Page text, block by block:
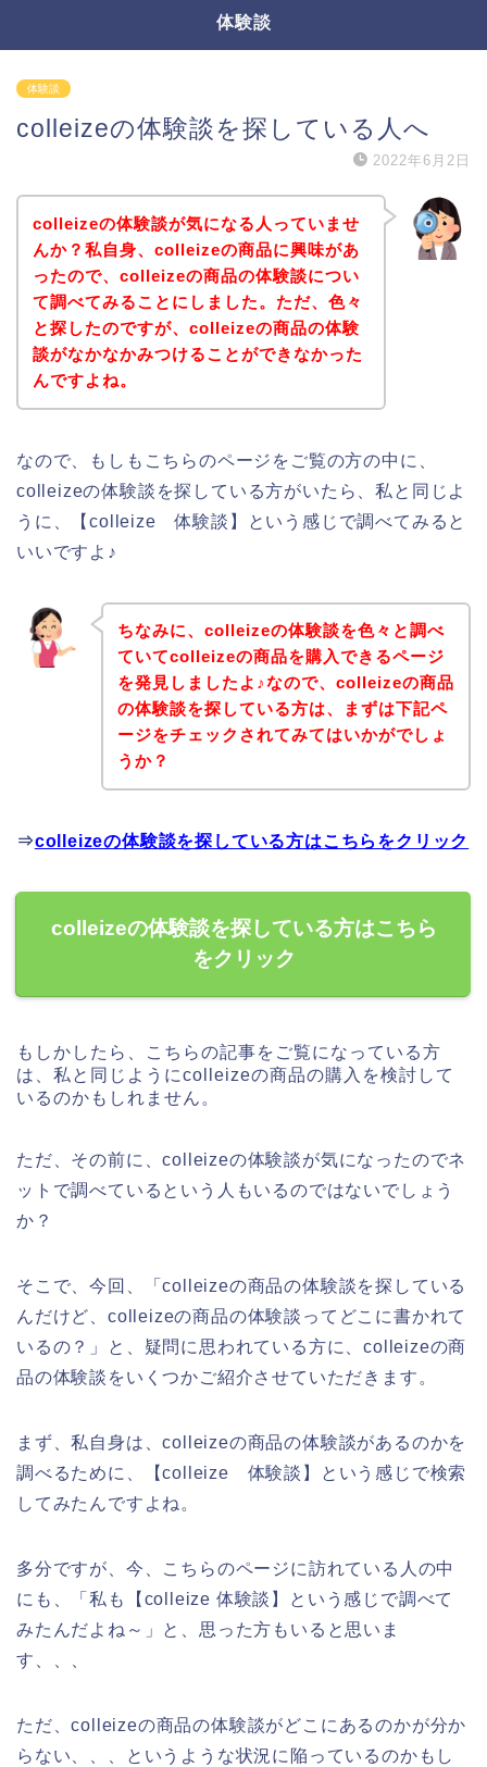
体験談
体験談
colleizeの体験談を探している人へ
2022年6月2日
colleizeの体験談が気になる人っていませ
んか？私自身、colleizeの商品に興味があ
ったので、colleizeの商品の体験談につい
て調べてみることにしました。ただ、色々
と探したのですが、colleizeの商品の体験
談がなかなかみつけることができなかった
んですよね。
なので、もしもこちらのページをご覧の方の中に、
colleizeの体験談を探している方がいたら、私と同じよ
うに、【colleize 体験談】という感じで調べてみると
いいですよ♪
ちなみに、colleizeの体験談を色々と調べ
ていてcolleizeの商品を購入できるページ
を発見しましたよ♪なので、colleizeの商品
の体験談を探している方は、まずは下記ペ
ージをチェックされてみてはいかがでしょ
うか？
⇒colleizeの体験談を探している方はこちらをクリック
colleizeの体験談を探している方はこちら
をクリック
もしかしたら、こちらの記事をご覧になっている方
は、私と同じようにcolleizeの商品の購入を検討して
いるのかもしれません。
ただ、その前に、colleizeの体験談が気になったのでネ
ットで調べているという人もいるのではないでしょう
か？
そこで、今回、「colleizeの商品の体験談を探している
んだけど、colleizeの商品の体験談ってどこに書かれて
いるの？」と、疑問に思われている方に、colleizeの商
品の体験談をいくつかご紹介させていただきます。
まず、私自身は、colleizeの商品の体験談があるのかを
調べるために、【colleize 体験談】という感じで検索
してみたんですよね。
多分ですが、今、こちらのページに訪れている人の中
にも、「私も【colleize 体験談】という感じで調べて
みたんだよね～」と、思った方もいると思いま
す、、、
ただ、colleizeの商品の体験談がどこにあるのかが分か
らない、、、というような状況に陥っているのかもし